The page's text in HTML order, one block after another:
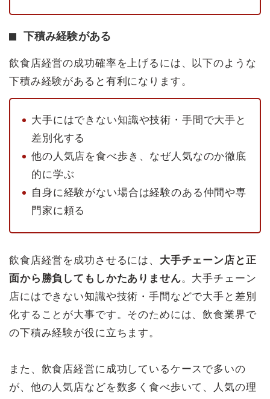
下積み経験がある
飲食店経営の成功確率を上げるには、以下のような
下積み経験があると有利になります。
大手にはできない知識や技術・手間で大手と
差別化する
他の人気店を食べ歩き、なぜ人気なのか徹底
的に学ぶ
自身に経験がない場合は経験のある仲間や専
門家に頼る
飲食店経営を成功させるには、 大手チェーン店と正
面から勝負してもしかたありません。大手チェーン
店にはできない知識や技術・手間などで大手と差別
化することが大事です。そのためには、飲食業界で
の下積み経験が役に立ちます。
また、飲食店経営に成功しているケースで多いの
が、他の人気店などを数多く食べ歩いて、人気の理